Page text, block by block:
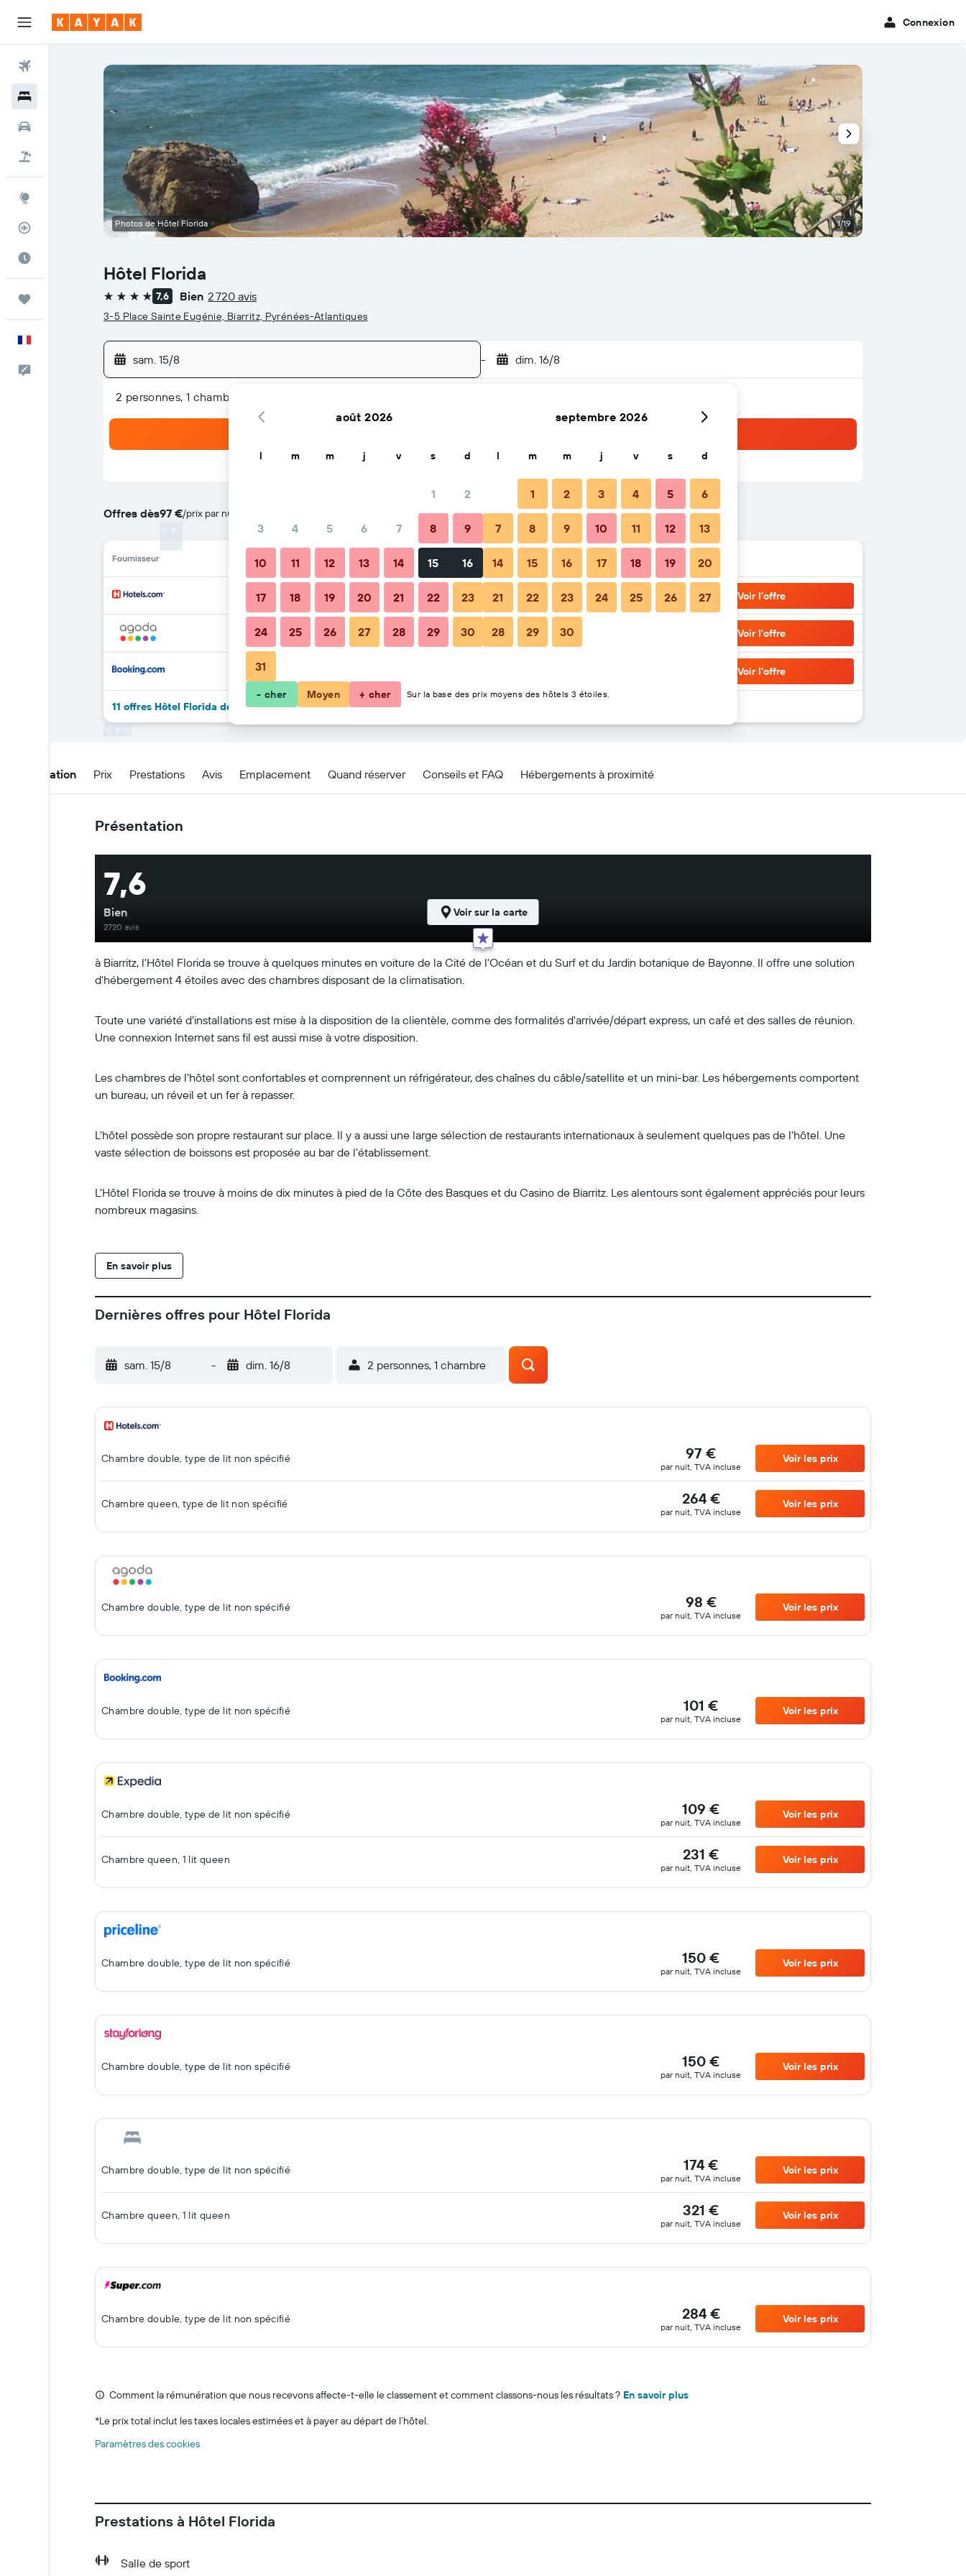
Connexion
Commentaires
Hôtel Florida
4 étoiles 7,6 Bien 2 720 avis
3-5 Place Sainte Eugénie, Biarritz, Pyrénées-Atlantiques
sam. 15/8 - dim. 16/8
2 personnes, 1 chambre
Offres dès97 €/prix par nuit le moins cher
Fournisseur Total par nuit
97 € Voir l’offre
98 € Voir l’offre
Voir l’offre
11 offres Hôtel Florida de plus
Photos de Hôtel Florida 1/19
Présentation Prix Prestations Avis Emplacement Quand réserver Conseils et FAQ Hébergements à proximité
Présentation
à Biarritz, l'Hôtel Florida se trouve à quelques minutes en voiture de la Cité de l'Océan et du Surf et du Jardin botanique de Bayonne. Il offre une solution
d'hébergement 4 étoiles avec des chambres disposant de la climatisation.
Toute une variété d'installations est mise à la disposition de la clientèle, comme des formalités d'arrivée/départ express, un café et des salles de réunion.
Une connexion Internet sans fil est aussi mise à votre disposition.
Les chambres de l'hôtel sont confortables et comprennent un réfrigérateur, des chaînes du câble/satellite et un mini-bar. Les hébergements comportent
un bureau, un réveil et un fer à repasser.
L'hôtel possède son propre restaurant sur place. Il y a aussi une large sélection de restaurants internationaux à seulement quelques pas de l'hôtel. Une
vaste sélection de boissons est proposée au bar de l'établissement.
L'Hôtel Florida se trouve à moins de dix minutes à pied de la Côte des Basques et du Casino de Biarritz. Les alentours sont également appréciés pour leurs
nombreux magasins.
En savoir plus
7,6
Bien
2720 avis
Voir sur la carte
Dernières offres pour Hôtel Florida
sam. 15/8 - dim. 16/8 2 personnes, 1 chambre
Chambre double, type de lit non spécifié 97 €
par nuit, TVA incluse
Voir les prix
Chambre queen, type de lit non spécifié 264 €
par nuit, TVA incluse
Voir les prix
Chambre double, type de lit non spécifié 98 €
par nuit, TVA incluse
Voir les prix
Chambre double, type de lit non spécifié 101 €
par nuit, TVA incluse
Voir les prix
Chambre double, type de lit non spécifié 109 €
par nuit, TVA incluse
Voir les prix
Chambre queen, 1 lit queen 231 €
par nuit, TVA incluse
Voir les prix
Chambre double, type de lit non spécifié 150 €
par nuit, TVA incluse
Voir les prix
Chambre double, type de lit non spécifié 150 €
par nuit, TVA incluse
Voir les prix
Chambre double, type de lit non spécifié 174 €
par nuit, TVA incluse
Voir les prix
Chambre queen, 1 lit queen 321 €
par nuit, TVA incluse
Voir les prix
Chambre double, type de lit non spécifié 284 €
par nuit, TVA incluse
Voir les prix
Comment la rémunération que nous recevons affecte-t-elle le classement et comment classons-nous les résultats ? En savoir plus
*Le prix total inclut les taxes locales estimées et à payer au départ de l’hôtel.
Paramètres des cookies
Prestations à Hôtel Florida
Salle de sport
août 2026
l m m j v s d
1 2
3 4 5 6 7 8 9
10 11 12 13 14 15 16
17 18 19 20 21 22 23
24 25 26 27 28 29 30
31
septembre 2026
l m m j v s d
1 2 3 4 5 6
7 8 9 10 11 12 13
14 15 16 17 18 19 20
21 22 23 24 25 26 27
28 29 30
- cher Moyen + cher Sur la base des prix moyens des hôtels 3 étoiles.